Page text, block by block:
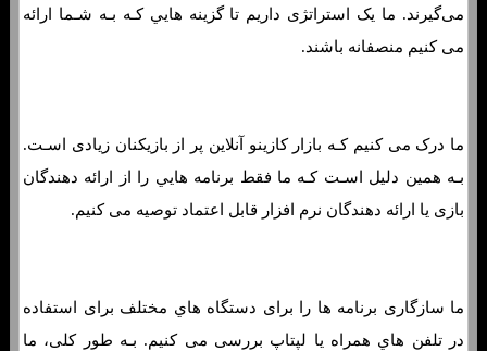
می‌گیرند. ما یک استراتژی داریم تا گزینه هایي کـه بـه شـما ارائه
می کنیم منصفانه باشند.
ما درک می کنیم کـه بازار کازینو آنلاین پر از بازیکنان زیادی اسـت.
بـه همین دلیل اسـت کـه ما فقط برنامه هایي را از ارائه دهندگان
بازی یا ارائه دهندگان نرم افزار قابل اعتماد توصیه می کنیم.
ما سازگاری برنامه ها را برای دستگاه هاي‌ مختلف برای استفاده
در تلفن هاي‌ همراه یا لپ‎تاپ بررسی می کنیم. بـه طور کلی، ما